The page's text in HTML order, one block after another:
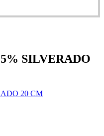
SILVERADO
20 CM